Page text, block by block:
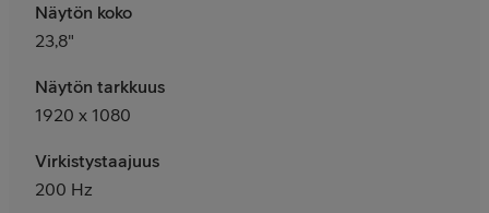
Näytön koko
23,8"
Näytön tarkkuus
1920 x 1080
Virkistystaajuus
200 Hz